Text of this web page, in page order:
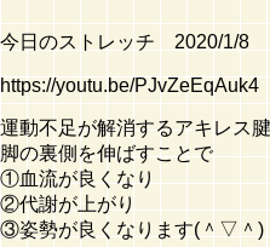
今日のストレッチ 2020/1/8
https://youtu.be/PJvZeEqAuk4
運動不足が解消するアキレス
脚の裏側を伸ばすことで
①血流が良くなり
②代謝が上がり
③姿勢が良くなります(＾▽＾)